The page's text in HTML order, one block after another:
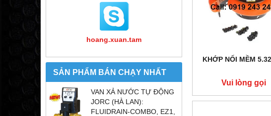
hoang.xuan.tam
SẢN PHẨM BÁN CHẠY NHẤT
VAN XẢ NƯỚC TỰ ĐỘNG
JORC (HÀ LAN):
FLUIDRAIN-COMBO, EZ1,
KHỚP NỐI MỀM
Vui lòng gọi